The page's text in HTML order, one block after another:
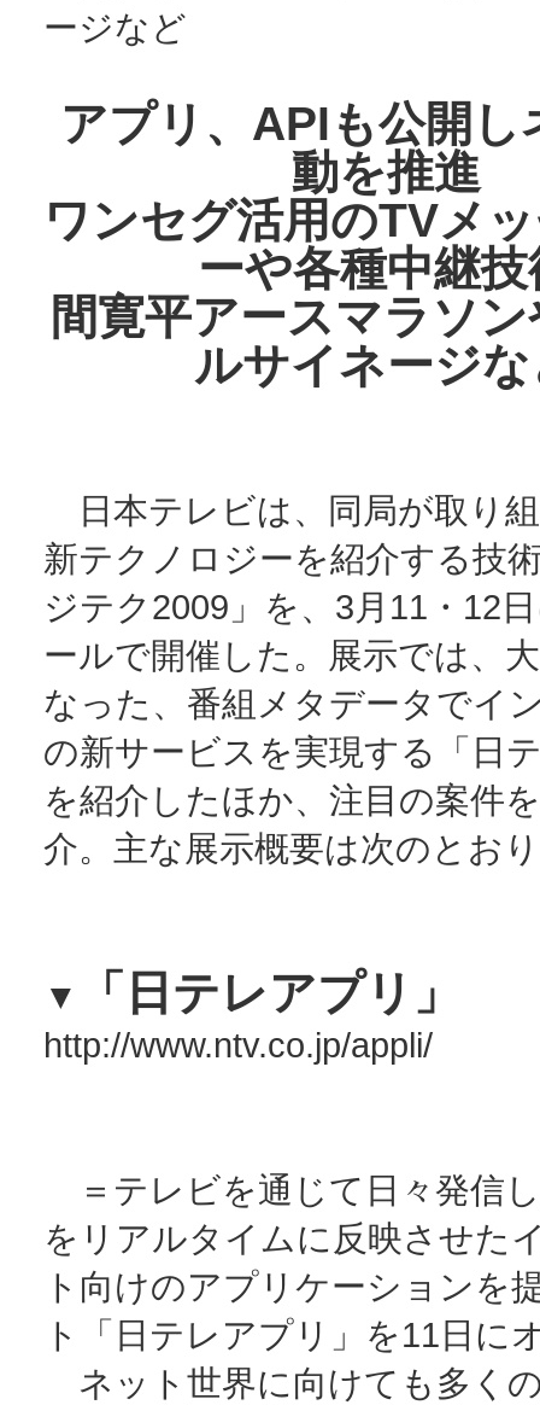
ージなど
アプリ、APIも公開し
動を推進
ワンセグ活用のTVメ
ーや各種中継技
間寛平アースマラソ
ルサイネージ
日本テレビは、同局が取り
新テクノロジーを紹介する技
ジテク2009」を、3月11・12
ールで開催した。展示では、
なった、番組メタデータでイ
の新サービスを実現する「日
を紹介したほか、注目の案件
介。主な展示概要は次のとお
▼ 「日テレアプリ」
http://www.ntv.co.jp/appli/
＝テレビを通じて日々発信
をリアルタイムに反映させた
ト向けのアプリケーションを
ト「日テレアプリ」を11日に
ネット世界に向けても多く